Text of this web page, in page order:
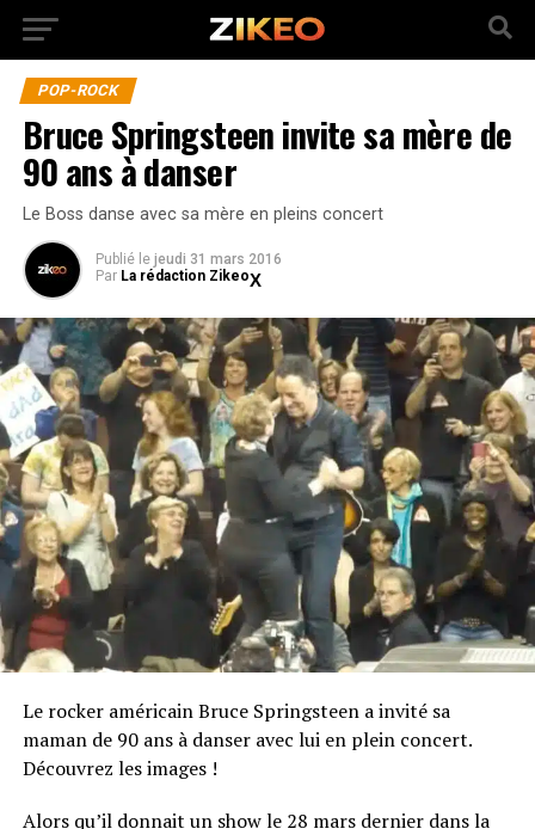
POP-ROCK
Bruce Springsteen invite sa mère de
90 ans à danser
Le Boss danse avec sa mère en pleins concert
Publié le jeudi 31 mars 2016
Par La rédaction Zikeo
Le rocker américain Bruce Springsteen a invité sa
maman de 90 ans à danser avec lui en plein concert.
Découvrez les images !
Alors qu’il donnait un show le 28 mars dernier dans la